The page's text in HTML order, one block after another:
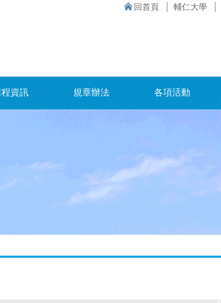
回首頁 輔仁大學
資訊 規章辦法 各項活動